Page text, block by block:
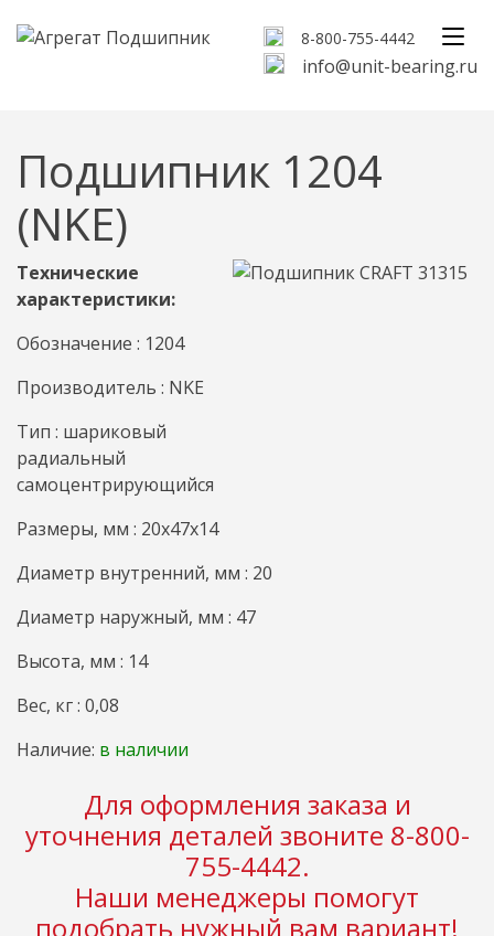
8-800-755-4442
info@unit-bearing.ru
Подшипник 1204
(NKE)
Технические
характеристики:
Обозначение : 1204
Производитель : NKE
Тип : шариковый
радиальный
самоцентрирующийся
Размеры, мм : 20x47x14
Диаметр внутренний, мм : 20
Диаметр наружный, мм : 47
Высота, мм : 14
Вес, кг : 0,08
Наличие: в наличии
Для оформления заказа и
уточнения деталей звоните 8-800-
755-4442.
Наши менеджеры помогут
подобрать нужный вам вариант!